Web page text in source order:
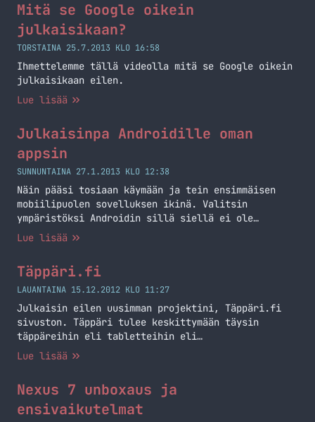
viime vuonna. Olin lomalla pari viikkoa Kreikassa
ja matkalaukkuuni eksyi jokunen kirja ja mm.
siellä… Jatka lukemista E-kirja olisi hyvä
matkakumppani, mutta…
Mitä se Google oikein
julkaisikaan?
TORSTAINA 25.7.2013 KLO 16:58
Ihmettelemme tällä videolla mitä se Google oikein
julkaisikaan eilen.
Lue lisää
Julkaisinpa Androidille oman
appsin
SUNNUNTAINA 27.1.2013 KLO 12:38
Näin pääsi tosiaan käymään ja tein ensimmäisen
mobiilipuolen sovelluksen ikinä. Valitsin
ympäristöksi Androidin sillä siellä ei ole
järjettömiä kehittämiskustannuksia siitä, että
saisi tienattua takaisin joskus. Androidin
valitsin myös siksi, koska halusin tehdä jotain
Nexus 7 täppärille ja olen Eclipseä käyttänyt
kouluaikoina… Jatka lukemista Julkaisinpa
Androidille oman appsin
Lue lisää
Täppäri.fi
LAUANTAINA 15.12.2012 KLO 11:27
Julkaisin eilen uusimman projektini, Täppäri.fi
sivuston. Täppäri tulee keskittymään täysin
täppäreihin eli tabletteihin eli
taulutietokoneisiin. Täppäriiin tulen
saamaan täppäreitä testiin suoraan valmistajilta,
mutta tämä prosessi voi kestää oman aikansa joten
Lue lisää
Nexus 7 unboxaus ja
ensivaikutelmat